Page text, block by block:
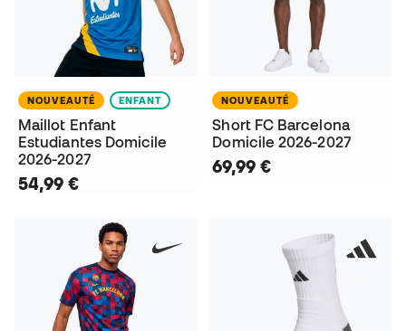
NOUVEAUTÉ ENFANT
Maillot Enfant
Estudiantes Domicile
2026-2027
54,99 €
NOUVEAUTÉ
Short FC Barcelona
Domicile 2026-2027
69,99 €